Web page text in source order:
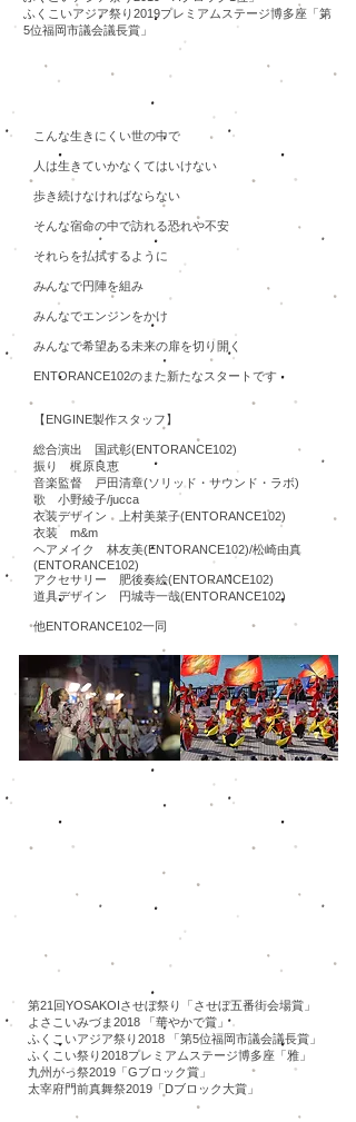
​ふくこいアジア祭り2019プレミアムステージ博多座「第
5位福岡市議会議長賞」
こんな生きにくい世の中で
人は生きていかなくてはいけない
歩き続けなければならない
そんな宿命の中で訪れる恐れや不安
それらを払拭するように
みんなで円陣を組み
みんなでエンジンをかけ
みんなで希望ある未来の扉を切り開く
ENTORANCE102のまた新たなスタートです
【ENGINE製作スタッフ】
総合演出 国武彰(ENTORANCE102)
振り 梶原良恵
音楽監督 戸田清章(ソリッド・サウンド・ラボ)
歌 小野綾子/jucca
衣装デザイン 上村美菜子(ENTORANCE102)
衣装 m&m
ヘアメイク 林友美(ENTORANCE102)/松崎由真
(ENTORANCE102)
アクセサリー 肥後奏絵(ENTORANCE102)
道具デザイン 円城寺一哉(ENTORANCE102)
​他ENTORANCE102一同
第21回YOSAKOIさせぼ祭り「させぼ五番街会場賞」
よさこいみづま2018 「華やかで賞」
ふくこいアジア祭り2018 「第5位福岡市議会議長賞」
​ふくこい祭り2018プレミアムステージ博多座「雅」
九州がっ祭2019「Gブロック賞」
​太宰府門前真舞祭2019「Dブロック大賞」